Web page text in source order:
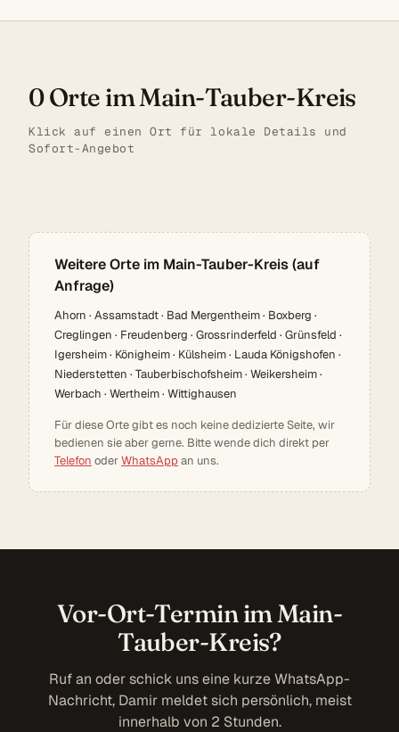
0 Orte im Main-Tauber-Kreis
Klick auf einen Ort für lokale Details und
Sofort-Angebot
Weitere Orte im Main-Tauber-Kreis (auf
Anfrage)
Ahorn · Assamstadt · Bad Mergentheim · Boxberg ·
Creglingen · Freudenberg · Grossrinderfeld · Grünsfeld ·
Igersheim · Königheim · Külsheim · Lauda Königshofen ·
Niederstetten · Tauberbischofsheim · Weikersheim ·
Werbach · Wertheim · Wittighausen
Für diese Orte gibt es noch keine dedizierte Seite, wir
bedienen sie aber gerne. Bitte wende dich direkt per
Telefon oderWhatsAppan uns.
Vor-Ort-Termin im Main-
Tauber-Kreis?
Ruf an oder schick uns eine kurze WhatsApp-
Nachricht, Damir meldet sich persönlich, meist
innerhalb von 2 Stunden.